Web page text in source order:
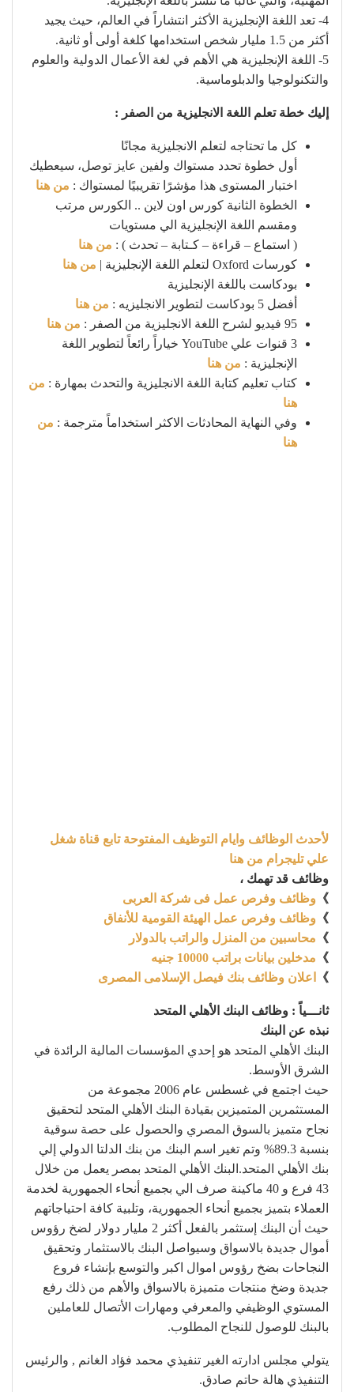
4- تعد اللغة الإنجليزية الأكثر انتشاراً في العالم، حيث يجيد
أكثر من 1.5 مليار شخص استخدامها كلغة أولى أو ثانية.
5- اللغة الإنجليزية هي الأهم في لغة الأعمال الدولية والعلوم
والتكنولوجيا والدبلوماسية.
إليك خطة تعلم اللغة الانجليزية من الصفر :
كل ما تحتاجه لتعلم الانجليزية مجانًا
أول خطوة تحدد مستواك ولفين عايز توصل، سيعطيك
اختبار المستوى هذا مؤشرًا تقريبيًا لمستواك : من هنا
الخطوة الثانية كورس اون لاين .. الكورس مرتب
ومقسم اللغة الإنجليزية الي مستويات
( استماع – قراءة – كـتابة – تحدث ) : من هنا
كورسات Oxford لتعلم اللغة الإنجليزية |
من هنا
بودكاست باللغة الإنجليزية
أفضل 5 بودكاست لتطوير الانجليزيه :
من هنا
95 فيديو لشرح اللغة الانجليزية من الصفر :
من هنا
3 قنوات علي YouTube خياراً رائعاً لتطوير اللغة
الإنجليزية : من هنا
كتاب تعليم كتابة اللغة الانجليزية والتحدث بمهارة : من
هنا
وفي النهاية المحادثات الاكثر استخداماً مترجمة : من
هنا
لأحدث الوظائف وايام التوظيف المفتوحة تابع قناة شغل
علي تليجرام من هنا
وظائف قد تهمك ،
》 وظائف وفرص عمل فى شركة العربى
》 وظائف وفرص عمل الهيئة القومية للأنفاق
》 محاسبين من المنزل والراتب بالدولار
》 مدخلين بيانات براتب 10000 جنيه
》
اعلان وظائف بنك فيصل الإسلامى المصرى
ثانـــياً : وظائف البنك الأهلي المتحد
نبذه عن البنك
البنك الأهلي المتحد هو إحدي المؤسسات المالية الرائدة في
الشرق الأوسط.
حيث اجتمع في غسطس عام 2006 مجموعة من
المستثمرين المتميزين بقيادة البنك الأهلي المتحد لتحقيق
نجاح متميز بالسوق المصري والحصول على حصة سوقية
بنسبة 89.3% وتم تغير اسم البنك من بنك الدلتا الدولي إلي
بنك الأهلي المتحد.البنك الأهلي المتحد بمصر يعمل من خلال
43 فرع و 40 ماكينة صرف الي بجميع أنحاء الجمهورية لخدمة
العملاء بتميز بجميع أنحاء الجمهورية، وتلبية كافة احتياجاتهم
حيث أن البنك إستثمر بالفعل أكثر 2 مليار دولار لضخ رؤوس
أموال جديدة بالاسواق وسيواصل البنك بالاستثمار وتحقيق
النجاحات بضخ رؤوس اموال اكبر والتوسع بإنشاء فروع
جديدة وضخ منتجات متميزة بالاسواق والأهم من ذلك رفع
المستوي الوظيفي والمعرفي ومهارات الأتصال للعاملين
بالبنك للوصول للنجاح المطلوب.
يتولي مجلس ادارته الغير تنفيذي محمد فؤاد الغانم , والرئيس
التنفيذي هالة حاتم صادق.